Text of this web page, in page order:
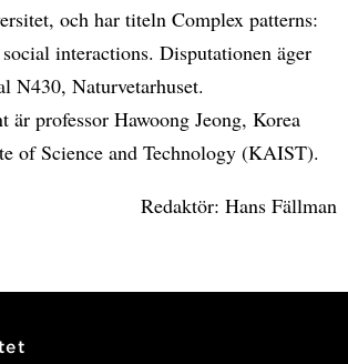
och har titeln Complex patterns:
interactions. Disputationen äger
N430, Naturvetarhuset.
är professor Hawoong Jeong, Korea
of Science and Technology (KAIST).
Redaktör: Hans Fällman